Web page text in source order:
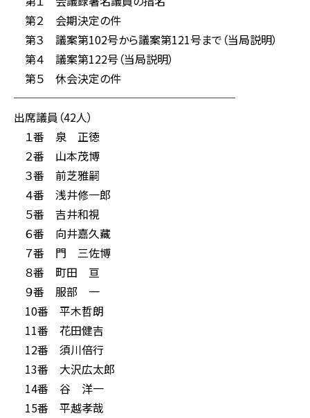
第２ 会期決定の件
第３ 議案第102号から議案第121号まで（当局説明）
第４ 議案第122号（当局説明）
第５ 休会決定の件
────────────────────
出席議員（42人）
１番 泉 正徳
２番 山本茂博
３番 前芝雅嗣
４番 浅井修一郎
５番 吉井和視
６番 向井嘉久藏
７番 門 三佐博
８番 町田 亘
９番 服部 一
10番 平木哲朗
11番 花田健吉
12番 須川倍行
13番 大沢広太郎
14番 谷 洋一
15番 平越孝哉